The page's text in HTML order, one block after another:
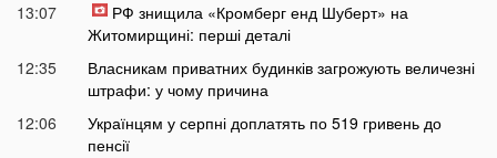
13:07
РФ знищила «Кромберг енд Шуберт» на
Житомирщині: перші деталі
12:35
Власникам приватних будинків загрожують величезні
штрафи: у чому причина
12:06
Українцям у серпні доплатять по 519 гривень до
пенсії